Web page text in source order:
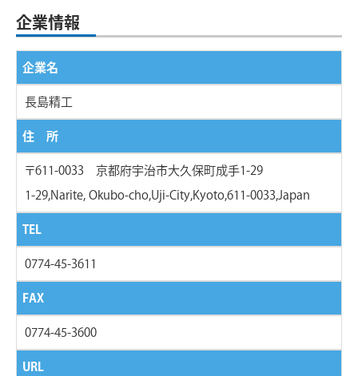
企業情報
企業名
長島精工
住 所
〒611-0033 京都府宇治市大久保町成手1-29
1-29,Narite, Okubo-cho,Uji-City,Kyoto,611-0033,Japan
TEL
0774-45-3611
FAX
0774-45-3600
URL